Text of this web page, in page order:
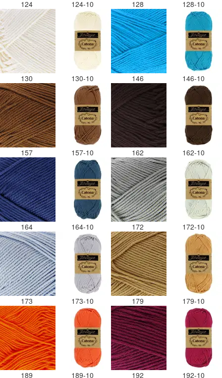
124 124-10 128 128-10
130 130-10 146 146-10
157 157-10 162 162-10
164 164-10 172 172-10
173 173-10 179 179-10
189 189-10 192 192-10